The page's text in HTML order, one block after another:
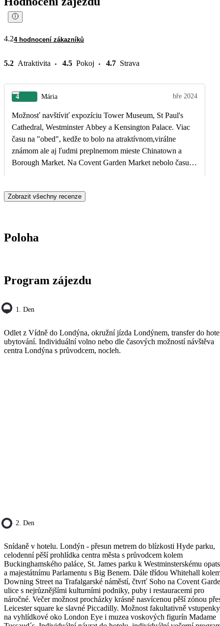
4.24 hodnocení zákazníků
5.2 Atraktivita 4.5 Pokoj 4.7 Strava
4 Mária bře 2024
Možnosť navštíviť expozíciu Tower Museum, St Paul's
Cathedral, Westminster Abbey a Kensington Palace. Viac
času na "obed", kedže to bolo na atraktívnom,virálne
známom ale aj ľudmi preplnemom mieste Chinatown a
Borough Market. Na Covent Garden Market nebolo času
ubytovaní vopred ,pred odletom .
Zobrazit všechny recenze
Poloha
Program zájezdu
1. Den
Odlet z Vídně do Londýna, okružní jízda Londýnem, transfer do
ubytování. Individuální volno nebo dle časových možností návštěva
centra Londýna s průvodcem, nocleh.
2. Den
Snídaně v hotelu. Londýn - přesun metrem do blízkosti Hyde parku,
celodenní pěší prohlídka centra města s průvodcem kolem
Buckinghamského paláce, St. James parku k Westminsterskému
a majestátnímu Parlamentu s Big Benem. Dále třídou Whitehall
Downing Street na Trafalgarské náměstí, čtvrť Soho na Covent
ulice s nejrůznějšími kulturními podniky, puby i restauracemi pro
náročné. Večer možnost procházky krásně nasvícenou pěší zónou
Leicester square ke slavné Piccadilly. Možnost fakultativně vstupenky
na vyhlídkové oko London Eye i muzea voskových figurín Madame